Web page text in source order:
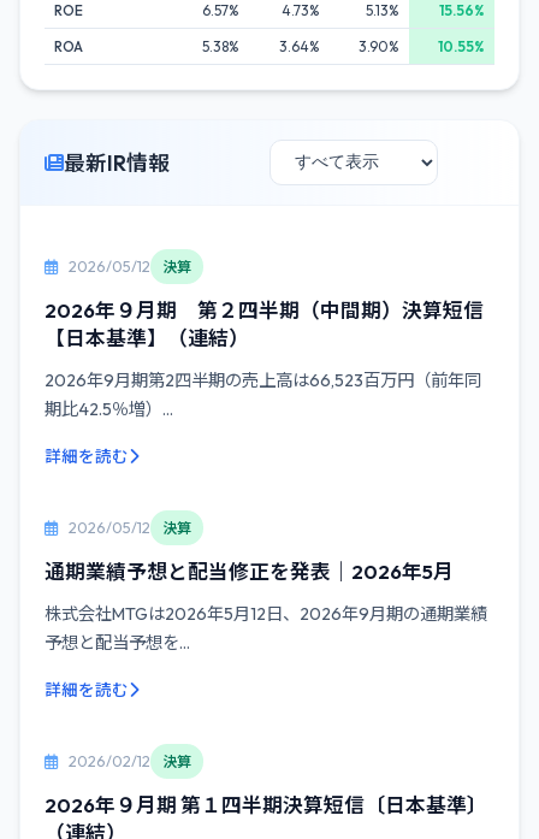
ROE 6.57% 4.73% 5.13%
15.56%
ROA
5.38% 3.64% 3.90% 10.55%
最新IR情報
2026/05/12 決算
2026年９月期 第２四半期（中間期）決算短信
【日本基準】（連結）
2026年9月期第2四半期の売上高は66,523百万円（前年同
期比42.5％増）...
詳細を読む
2026/05/12 決算
通期業績予想と配当修正を発表｜2026年5月
株式会社MTGは2026年5月12日、2026年9月期の通期業績
予想と配当予想を...
詳細を読む
2026/02/12 決算
2026年９月期 第１四半期決算短信〔日本基準〕
（連結）